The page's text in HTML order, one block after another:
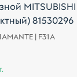
MITSUBISHI
81530296
| F31A